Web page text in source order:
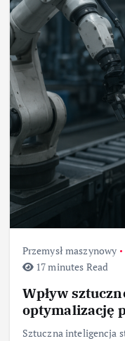
Przemysł maszynowy
17 minutes Read
Wpływ
optymalizację
Sztuczna inteligencja